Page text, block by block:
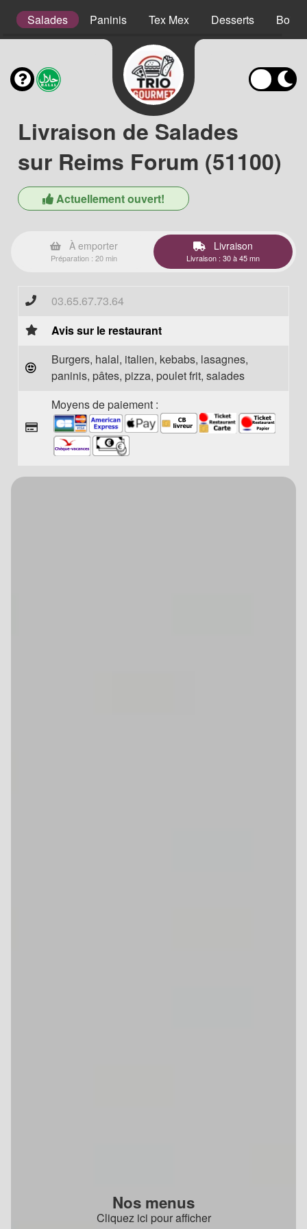
Salades Paninis Tex Mex Desserts
Livraison de Salades
sur Reims Forum (51100)
Actuellement ouvert!
À emporter
Préparation : 20 min
Livraison
Livraison : 30 à 45 mn
03.65.67.73.64
Avis sur le restaurant
Burgers, halal, italien, kebabs, lasagnes,
paninis, pâtes, pizza, poulet frit, salades
Moyens de paiement :
Nos menus
Cliquez ici pour afficher